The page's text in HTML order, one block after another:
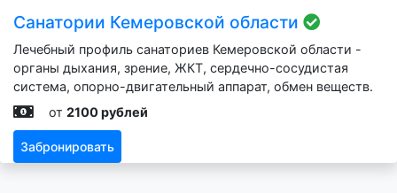
Санатории Кемеровской области
Лечебный профиль санаториев Кемеровской области -
органы дыхания, зрение, ЖКТ, сердечно-сосудистая
система, опорно-двигательный аппарат, обмен веществ.
от 2100 рублей
Забронировать